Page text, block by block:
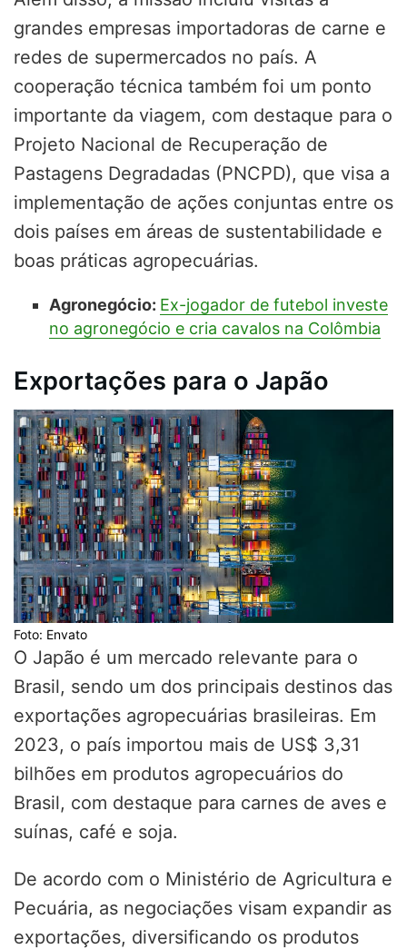
grandes empresas importadoras de carne e
redes de supermercados no país. A
cooperação técnica também foi um ponto
importante da viagem, com destaque para o
Projeto Nacional de Recuperação de
Pastagens Degradadas (PNCPD), que visa a
implementação de ações conjuntas entre os
dois países em áreas de sustentabilidade e
boas práticas agropecuárias.
Agronegócio: Ex-jogador de futebol investe
no agronegócio e cria cavalos na Colômbia
Exportações para o Japão
Foto: Envato
O Japão é um mercado relevante para o
Brasil, sendo um dos principais destinos das
exportações agropecuárias brasileiras. Em
2023, o país importou mais de US$ 3,31
bilhões em produtos agropecuários do
Brasil, com destaque para carnes de aves e
suínas, café e soja.
De acordo com o Ministério de Agricultura e
Pecuária, as negociações visam expandir as
exportações, diversificando os produtos